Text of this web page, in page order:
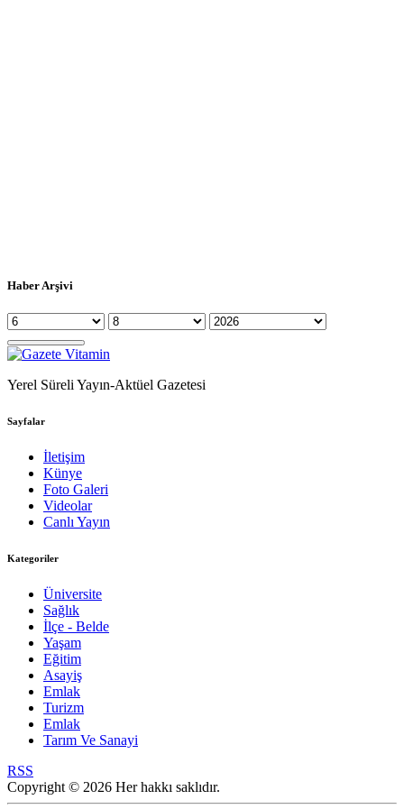
Haber Arşivi
Yerel Süreli Yayın-Aktüel Gazetesi
Sayfalar
İletişim
Künye
Foto Galeri
Videolar
Canlı Yayın
Kategoriler
Üniversite
Sağlık
İlçe - Belde
Yaşam
Eğitim
Asayiş
Emlak
Turizm
Emlak
Tarım Ve Sanayi
RSS
Copyright © 2026 Her hakkı saklıdır.